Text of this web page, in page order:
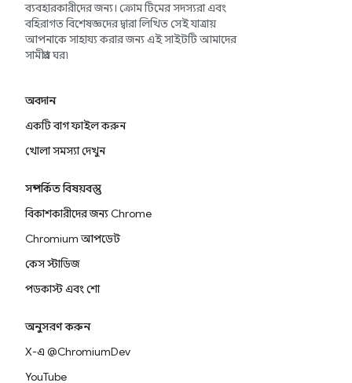
ব্যবহারকারীদের জন্য। ক্রোম টিমের সদস্যরা এবং
বহিরাগত বিশেষজ্ঞদের দ্বারা লিখিত সেই যাত্রায়
আপনাকে সাহায্য করার জন্য এই সাইটটি আমাদের
সামগ্রীর ঘর৷
অবদান
একটি বাগ ফাইল করুন
খোলা সমস্যা দেখুন
সম্পর্কিত বিষয়বস্তু
বিকাশকারীদের জন্য Chrome
Chromium আপডেট
কেস স্টাডিজ
পডকাস্ট এবং শো
অনুসরণ করুন
X-এ @ChromiumDev
YouTube